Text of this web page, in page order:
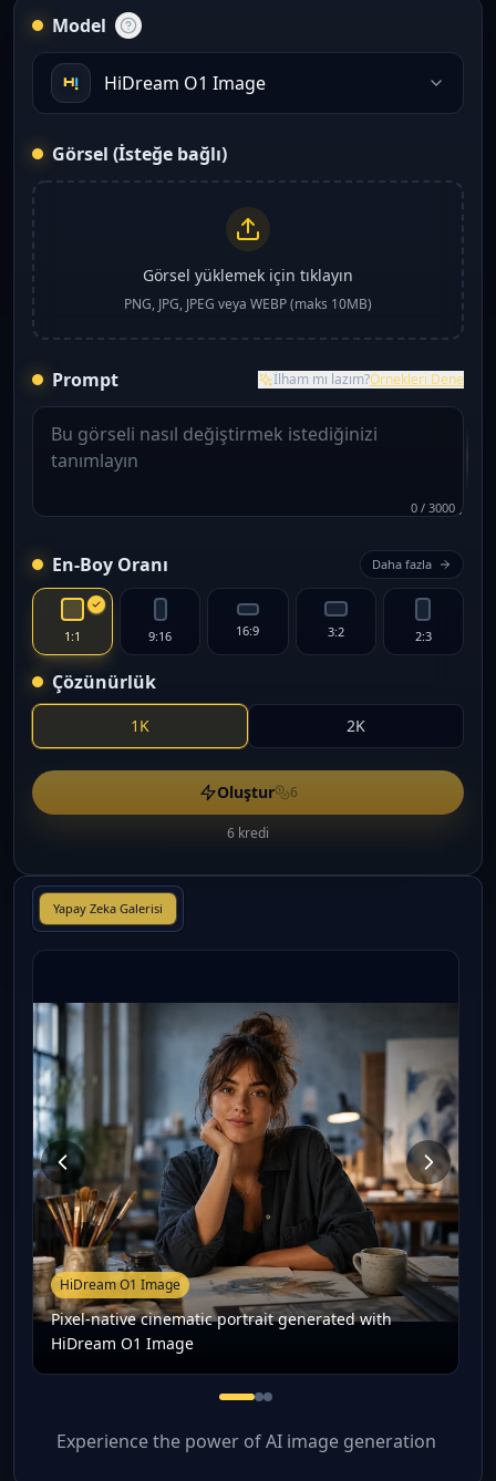
Model
HiDream O1 Image
Görsel (İsteğe bağlı)
Görsel yüklemek için tıklayın
PNG, JPG, JPEG veya WEBP (maks 10MB)
Prompt İlham mı lazım?Örnekleri Dene
0 / 3000
En-Boy Oranı Daha fazla
1:1 9:16 16:9 3:2 2:3
Çözünürlük
1K 2K
Oluştur 6
6 kredi
Yapay Zeka Galerisi
HiDream O1 Image
Pixel-native cinematic portrait generated with
HiDream O1 Image
Pixel-native cinematic
Product concept with
High-resolution creative
Experience the power of AI image generation